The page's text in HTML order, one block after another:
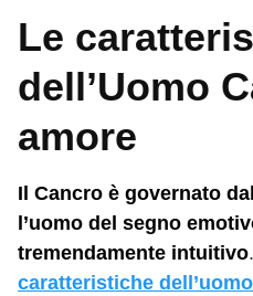
Le
dell’Uomo
amore
Il Cancro è governato
l’uomo del segno
tremendamente intuitivo
caratteristiche